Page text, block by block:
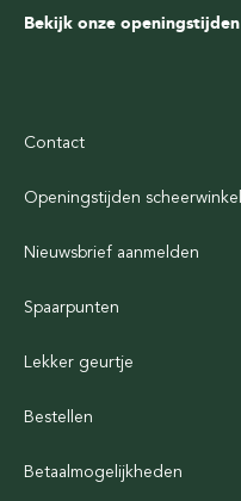
Bekijk onze openingstijden
Contact
Openingstijden scheerwinkel
Nieuwsbrief aanmelden
Spaarpunten
Lekker geurtje
Bestellen
Betaalmogelijkheden